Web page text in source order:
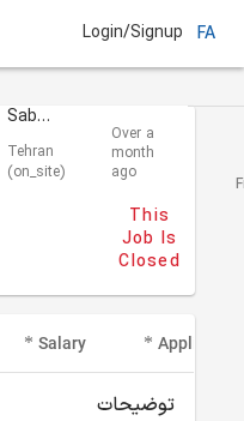
Login/Signup FA
Sabahi Group
Tehran
(on_site)
Over a
month
ago
This
Job Is
Closed
Salary Applicant
توضیحات